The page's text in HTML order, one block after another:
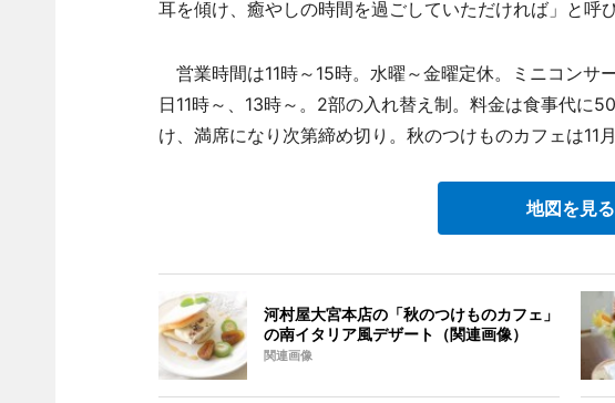
耳を傾け、癒やしの時間を過ごしていただければ」と呼び
営業時間は11時～15時。水曜～金曜定休。ミニコンサ
日11時～、13時～。2部の入れ替え制。料金は食事代に
け、満席になり次第締め切り。秋のつけものカフェは11月
地図を見る
河村屋大宮本店の「秋のつけものカフェ」
の南イタリア風デザート（関連画像）
関連画像